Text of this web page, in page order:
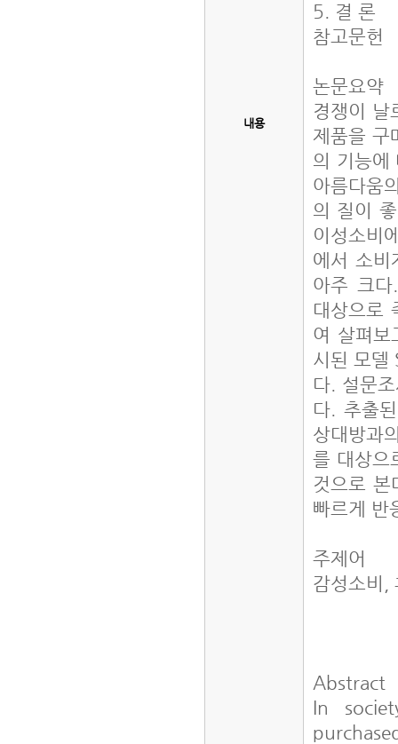
내용
5. 결 론
참고문헌
논문요약
경쟁이 날
제품을 구
의 기능에
아름다움
의 질이
이성소비
에서 소비
아주 크
대상으로
여 살펴보
시된 모델
다. 설문
다. 추출
상대방과
를 대상으
것으로 본
빠르게 반
주제어
감성소비,
Abstract
In